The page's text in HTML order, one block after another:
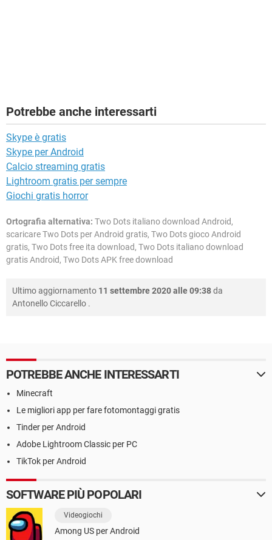
Potrebbe anche interessarti
Skype è gratis
Skype per Android
Calcio streaming gratis
Lightroom gratis per sempre
Giochi gratis horror
Ortografia alternativa: Two Dots italiano download Android,
scaricare Two Dots per Android gratis, Two Dots gioco Android
gratis, Two Dots free ita download, Two Dots italiano download
gratis Android, Two Dots APK free download
Ultimo aggiornamento 11 settembre 2020 alle 09:38da
Antonello Ciccarello .
POTREBBE ANCHE INTERESSARTI
Minecraft
Le migliori app per fare fotomontaggi gratis
Tinder per Android
Adobe Lightroom Classic per PC
TikTok per Android
SOFTWARE PIÙ POPOLARI
Videogiochi
Among US per Android